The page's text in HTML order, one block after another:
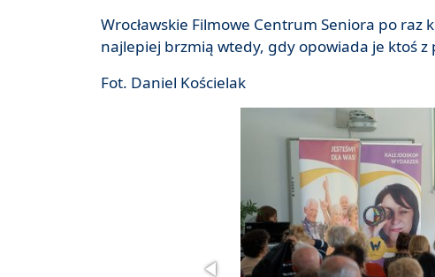
Wrocławskie Filmowe Centrum Seniora po
najlepiej brzmią wtedy, gdy opowiada je ktoś z
Fot. Daniel Kościelak